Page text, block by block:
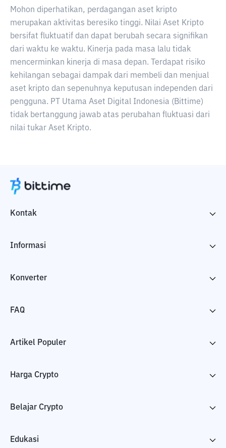
Mohon diperhatikan, perdagangan aset kripto
merupakan aktivitas beresiko tinggi. Nilai Aset Kripto
bersifat fluktuatif dan dapat berubah secara signifikan
dari waktu ke waktu. Kinerja pada masa lalu tidak
mencerminkan kinerja di masa depan. Terdapat risiko
kehilangan sebagai dampak dari membeli dan menjual
aset kripto dan sepenuhnya keputusan independen dari
pengguna. PT Utama Aset Digital Indonesia (Bittime)
tidak bertanggung jawab atas perubahan fluktuasi dari
nilai tukar Aset Kripto.
Kontak
Informasi
Konverter
FAQ
Artikel Populer
Harga Crypto
Belajar Crypto
Edukasi